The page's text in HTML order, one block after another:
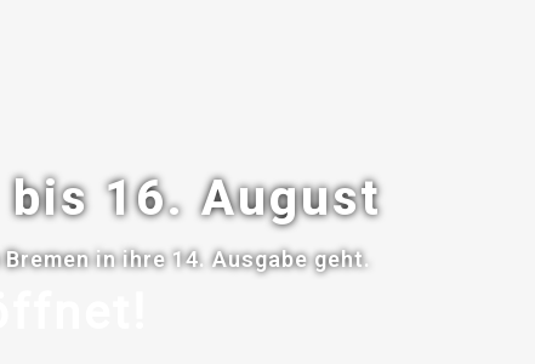
16. August
in ihre 14. Ausgabe geht.